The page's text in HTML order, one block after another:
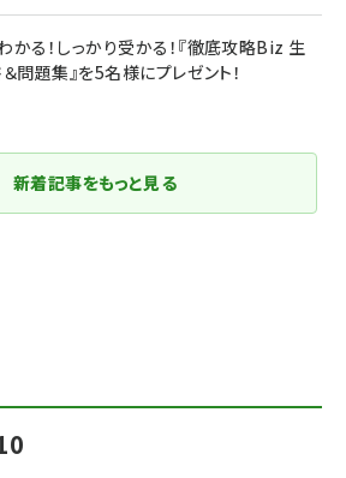
る！しっかり受かる！『徹底攻略Biz 生
問題集』を5名様にプレゼント！
新着記事をもっと見る